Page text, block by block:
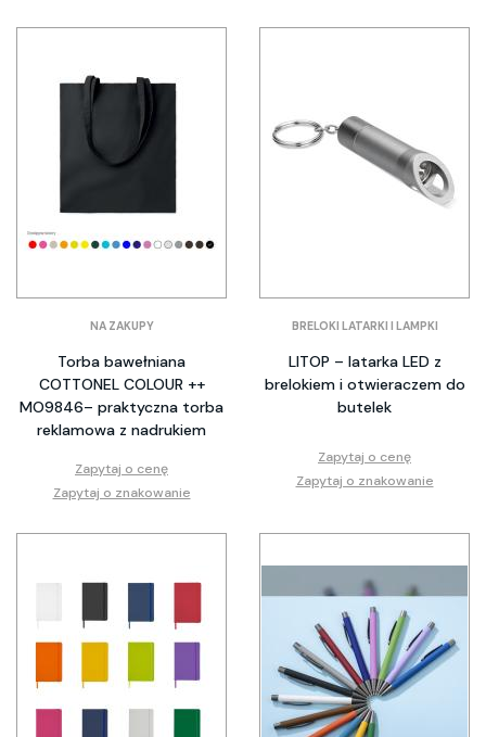
NA ZAKUPY
Torba bawełniana
COTTONEL COLOUR ++
MO9846– praktyczna torba
reklamowa z nadrukiem
Zapytaj o cenę
Zapytaj o znakowanie
BRELOKI LATARKI I LAMPKI
LITOP – latarka LED z
brelokiem i otwieraczem do
butelek
Zapytaj o cenę
Zapytaj o znakowanie